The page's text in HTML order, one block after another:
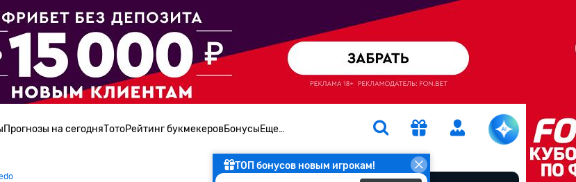
Прогнозы на сегодняТотоРейтинг букмекеровБонусыЕще…
ТОП бонусов новым игрокам!